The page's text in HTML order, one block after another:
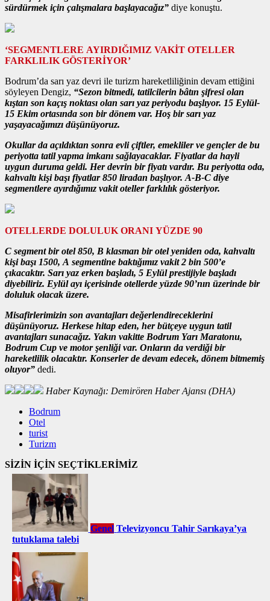
sürdürmek için çalışmalara başlayacağız” diye konuştu.
‘SEGMENTLERE AYIRDIĞIMIZ VAKİT OTELLER
FARKLILIK GÖSTERİYOR’
Bodrum’da sarı yaz devri ile turizm hareketliliğinin devam ettiğini
söyleyen Dengiz, “Sezon bitmedi, tatilcilerin bâtın şifresi olan
kıştan son kaçış noktası olan sarı yaz periyodu başlıyor. 15 Eylül-
15 Ekim ortasında son bir dönem var. Hoş bir sarı yaz
yaşayacağımızı düşünüyoruz.
Okullar da açıldıktan sonra evli çiftler, emekliler ve gençler de bu
periyotta tatil yapma imkanı sağlayacaklar. Fiyatlar da hayli
uygun duruma geldi. Her devrin bir fiyatı vardır. Bu periyotta oda,
kahvaltı kişi başı fiyatlar 850 liradan başlıyor. A-B-C diye
segmentlere ayırdığımız vakit oteller farklılık gösteriyor.
OTELLERDE DOLULUK ORANI YÜZDE 90
C segment bir otel 850, B klasman bir otel yeniden oda, kahvaltı
kişi başı 1500, A segmentine baktığımız vakit 2 bin 500’e
çıkacaktır. Sarı yaz erken başladı, 5 Eylül prestijiyle başladı
diyebiliriz. Eylül ayı içerisinde otellerde yüzde 90’nın üzerinde bir
doluluk olacak üzere.
Misafirlerimizin son avantajları değerlendireceklerini
düşünüyoruz. Herkese hitap eden, her bütçeye uygun tatil
avantajları sunacağız. Yakın vakitte Bodrum Yarı Maratonu,
Bodrum Cup ve motor şenliği var. Onların da verdiği bir
hareketlilik olacaktır. Konserler de devam edecek, dönem bitmemiş
oluyor” dedi.
Haber Kaynağı: Demirören Haber Ajansı (DHA)
Bodrum
Otel
turist
Turizm
SİZİN İÇİN SEÇTİKLERİMİZ
Genel Televizyoncu Tahir Sarıkaya’ya
tutuklama talebi